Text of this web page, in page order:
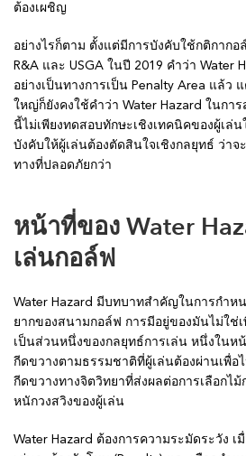
ต้องเผชิญ
อย่างไรก็ตาม ตั้งแต่มีการบังคับใช้กติกาก
R&A และ USGA ในปี 2019 คำว่า Water
อย่างเป็นทางการเป็น Penalty Area แล้ว
ใหญ่ก็ยังคงใช้คำว่า Water Hazard ในก
นี้ไม่เพียงทดสอบทักษะเชิงเทคนิคของผู้เล่
บังคับให้ผู้เล่นต้องตัดสินใจเชิงกลยุทธ์ ว่าจ
ทางที่ปลอดภัยกว่า
หน้าที่ของ Water
เล่นกอล์ฟ
Water Hazard มีบทบาทสำคัญในการกำ
ยากของสนามกอล์ฟ การมีอยู่ของมันไม่ใช่
เป็นส่วนหนึ่งของกลยุทธ์การเล่น หนึ่งในห
กีดขวางตามธรรมชาติที่ผู้เล่นต้องผ่านเพื่อ
กีดขวางทางจิตวิทยาที่ส่งผลต่อการเลือกไ
หนักวงสวิงของผู้เล่น
Water Hazard ต้องการความระมัดระวัง